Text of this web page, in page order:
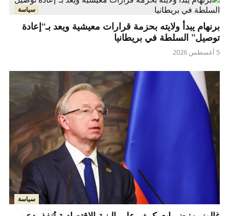
سياسة
برنهام يبدأ ولايته بحزمة قرارات معيشية ويعد بـ“إعادة
توصيل” السلطة في بريطانيا
5 أغسطس 2026
سياسة